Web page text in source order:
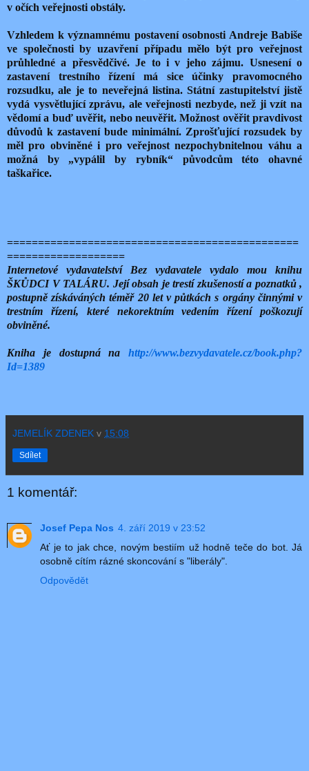
v očích veřejnosti obstály.
Vzhledem k významnému postavení osobnosti Andreje Babiše
ve společnosti by uzavření případu mělo být pro veřejnost
průhledné a přesvědčivé. Je to i v jeho zájmu. Usnesení o
zastavení trestního řízení má sice účinky pravomocného
rozsudku, ale je to neveřejná listina. Státní zastupitelství jistě
vydá vysvětlující zprávu, ale veřejnosti nezbyde, než ji vzít na
vědomí a buď uvěřit, nebo neuvěřit. Možnost ověřit pravdivost
důvodů k zastavení bude minimální. Zprošťující rozsudek by
měl pro obviněné i pro veřejnost nezpochybnitelnou váhu a
možná by „vypálil by rybník“ původcům této ohavné
taškařice.
===============================================
===================
Internetové vydavatelství Bez vydavatele vydalo mou knihu
ŠKŮDCI V TALÁRU. Její obsah je trestí zkušeností a poznatků ,
postupně získáváných téměř 20 let v půtkách s orgány činnými v
trestním řízení, které nekorektním vedením řízení poškozují
obviněné.
Kniha je dostupná na http://www.bezvydavatele.cz/book.php?
Id=1389
JEMELÍK ZDENEK v 15:08
Sdílet
1 komentář:
Josef Pepa Nos 4. září 2019 v 23:52
Ať je to jak chce, novým bestiím už hodně teče do bot. Já
osobně cítím rázné skoncování s "liberály".
Odpovědět